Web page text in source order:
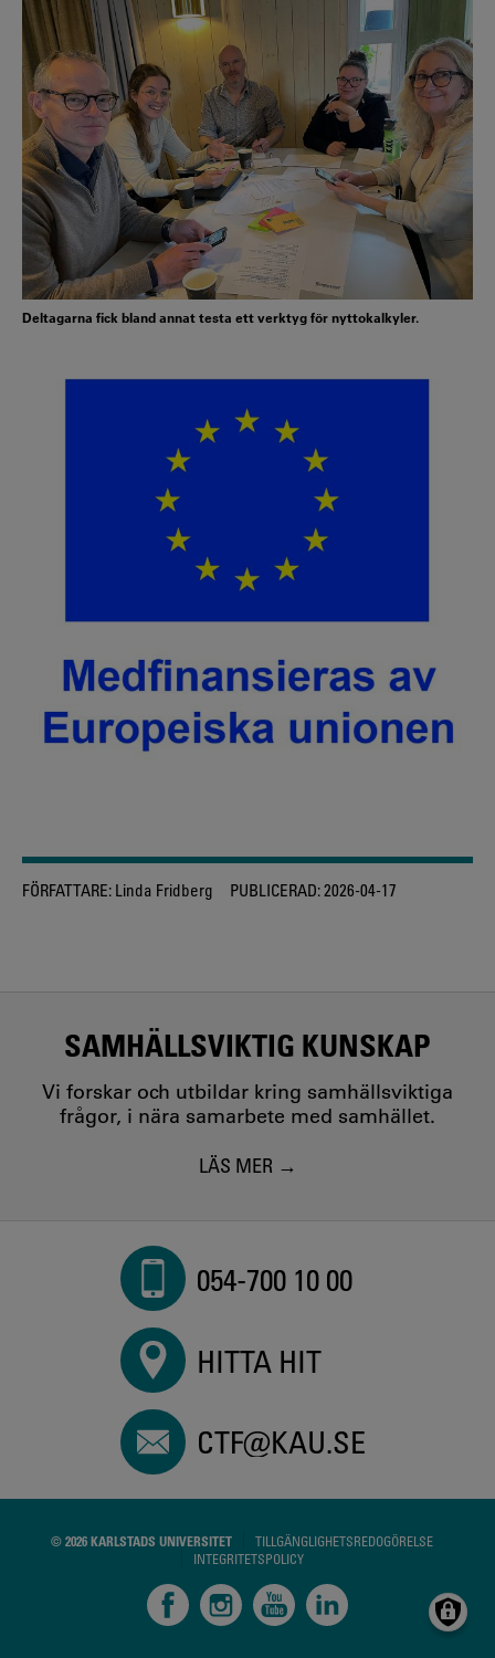
Deltagarna fick bland annat testa ett verktyg för nyttokalkyler.
FÖRFATTARE: Linda Fridberg PUBLICERAD:2026-04-17
SAMHÄLLSVIKTIG KUNSKAP
Vi forskar och utbildar kring samhällsviktiga
frågor, i nära samarbete med samhället.
LÄS MER
054-700 10 00
HITTA HIT
CTF@KAU.SE
© 2026 KARLSTADS UNIVERSITET
TILLGÄNGLIGHETSREDOGÖRELSE
INTEGRITETSPOLICY